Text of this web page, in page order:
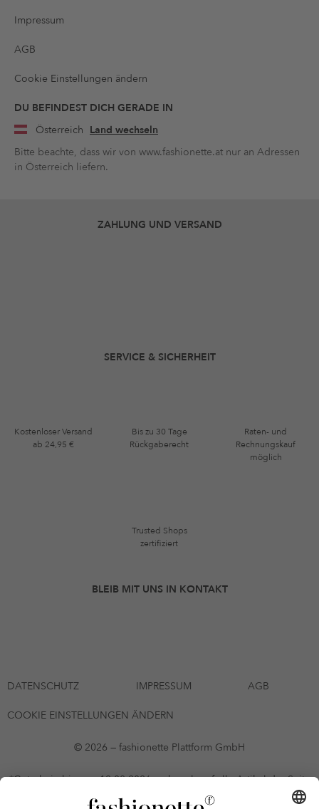
Impressum
AGB
Cookie Einstellungen ändern
DU BEFINDEST DICH GERADE IN
Österreich Land wechseln
Bitte beachte, dass wir von www.fashionette.at nur an Adressen
in Österreich liefern.
ZAHLUNG UND VERSAND
SERVICE & SICHERHEIT
Kostenloser Versand
ab 24,95 €
Bis zu 30 Tage
Rückgaberecht
Raten- und
Rechnungskauf
möglich
Trusted Shops
zertifiziert
BLEIB MIT UNS IN KONTAKT
DATENSCHUTZ IMPRESSUM AGB
COOKIE EINSTELLUNGEN ÄNDERN
© 2026 — fashionette Plattform GmbH
*Gutschein bis zum 12.08.2026 mehrmals auf alle Artikel der Seite
fashionette.at/selected-styles anwendbar. Es gelten die in den AGB